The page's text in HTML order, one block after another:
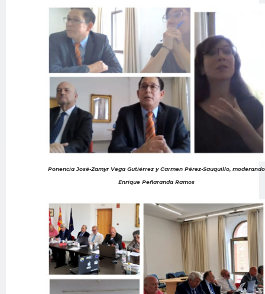
Ponencia José-Zamyr Vega Gutiérrez y Carmen Pérez-Sauquillo, moderando
Enrique Peñaranda Ramos